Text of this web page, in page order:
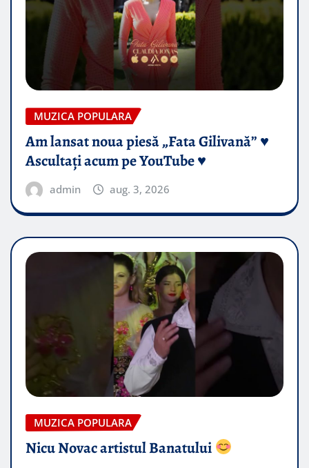
MUZICA POPULARA
Am lansat noua piesă „Fata Gilivană” ♥️
Ascultați acum pe YouTube ♥️
admin aug. 3, 2026
MUZICA POPULARA
Nicu Novac artistul Banatului